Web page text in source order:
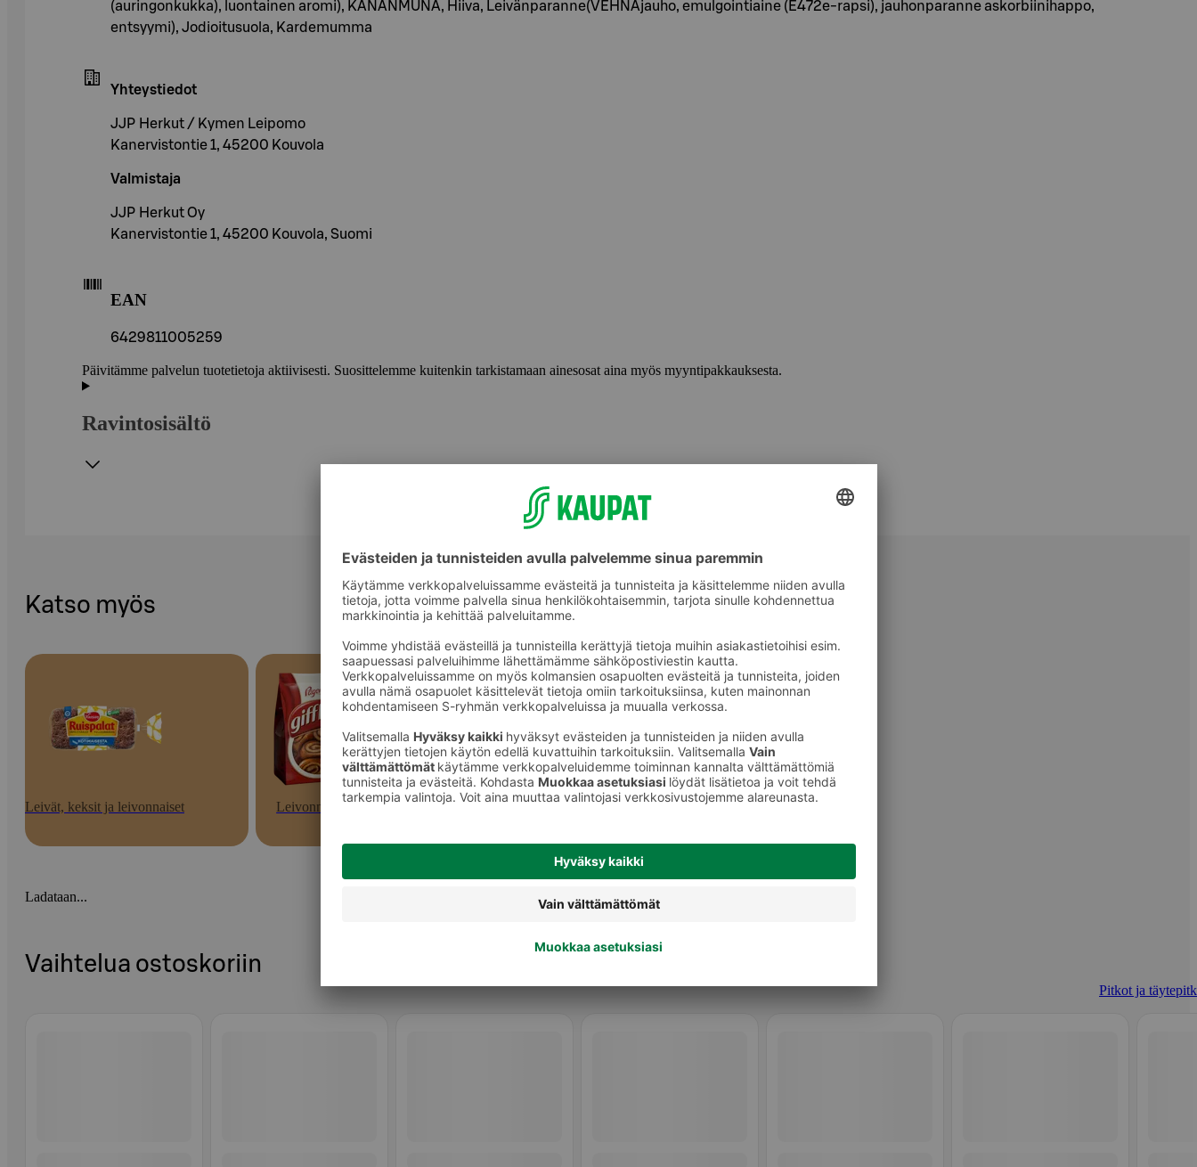
(auringonkukka), luontainen aromi), KANANMUNA, Hiiva, Leivänparanne(VEHNÄjauho, emulgointiaine (E472e-rapsi), jauhonparanne askorbiinihappo,
entsyymi), Jodioitusuola, Kardemumma
Yhteystiedot
JJP Herkut / Kymen Leipomo
Kanervistontie 1, 45200 Kouvola
Valmistaja
JJP Herkut Oy
Kanervistontie 1, 45200 Kouvola, Suomi
EAN
6429811005259
Päivitämme palvelun tuotetietoja aktiivisesti. Suosittelemme kuitenkin tarkistamaan ainesosat aina myös myyntipakkauksesta.
Ravintosisältö
Katso myös
Leivät, keksit ja leivonnaiset Leivonnaiset Pitkot ja täytepitkot
Ladataan...
Vaihtelua ostoskoriin
Pitkot ja